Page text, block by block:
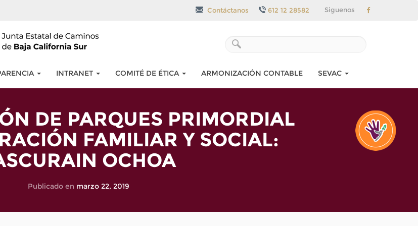
Siguenos
Contáctanos 612 12 28582
INTRANET COMITÉ DE ÉTICA ARMONIZACIÓN CONTABLE SEVAC
DE PARQUES PRIMORDIAL
FAMILIAR Y SOCIAL:
OCHOA
Publicado en marzo 22, 2019